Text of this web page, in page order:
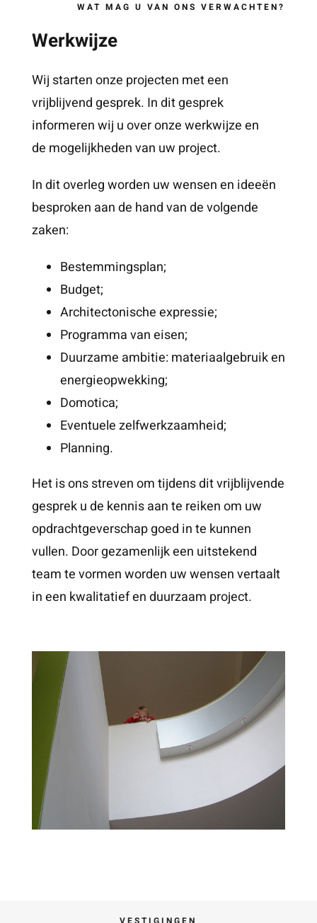
WAT MAG U VAN ONS VERWACHTEN?
Werkwijze
Wij starten onze projecten met een
vrijblijvend gesprek. In dit gesprek
informeren wij u over onze werkwijze en
de mogelijkheden van uw project.
In dit overleg worden uw wensen en ideeën
besproken aan de hand van de volgende
zaken:
Bestemmingsplan;
Budget;
Architectonische expressie;
Programma van eisen;
Duurzame ambitie: materiaalgebruik en
energieopwekking;
Domotica;
Eventuele zelfwerkzaamheid;
Planning.
Het is ons streven om tijdens dit vrijblijvende
gesprek u de kennis aan te reiken om uw
opdrachtgeverschap goed in te kunnen
vullen. Door gezamenlijk een uitstekend
team te vormen worden uw wensen vertaalt
in een kwalitatief en duurzaam project.